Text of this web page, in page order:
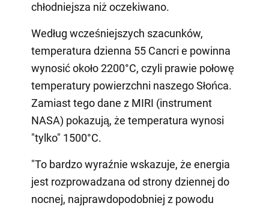
chłodniejsza niż oczekiwano.
Według wcześniejszych szacunków,
temperatura dzienna 55 Cancri e powinna
wynosić około 2200°C, czyli prawie połowę
temperatury powierzchni naszego Słońca.
Zamiast tego dane z MIRI (instrument
NASA) pokazują, że temperatura wynosi
"tylko" 1500°C.
"To bardzo wyraźnie wskazuje, że energia
jest rozprowadzana od strony dziennej do
nocnej, najprawdopodobniej z powodu